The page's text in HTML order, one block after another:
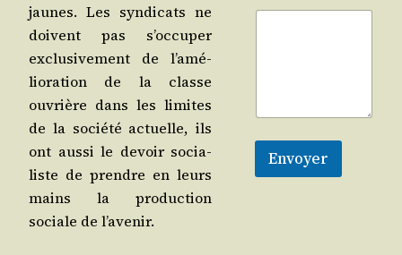
jaunes. Les syn­di­cats ne
doivent pas s’oc­cu­per
exclu­si­ve­ment de l’a­mé­
lio­ra­tion de la classe
ouvrière dans les limites
de la socié­té actuelle, ils
ont aus­si le devoir socia­
liste de prendre en leurs
mains la pro­duc­tion
sociale de l’avenir.
Envoyer